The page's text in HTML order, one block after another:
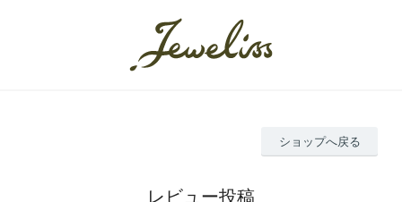
ショップへ戻る
レビュー投稿